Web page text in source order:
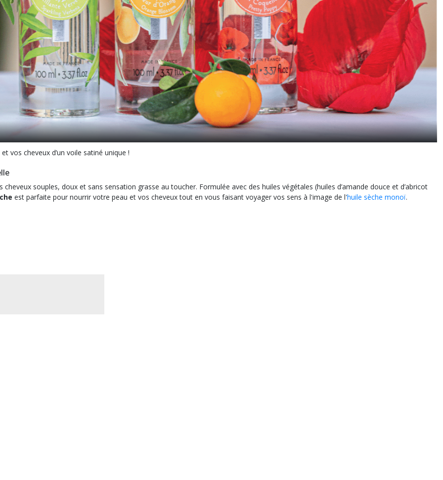
vos cheveux d’un voile satiné unique !
souples, doux et sans sensation grasse au toucher. Formulée avec des huiles végétales (huiles d’amande douce et d’abricot
est parfaite pour nourrir votre peau et vos cheveux tout en vous faisant voyager vos sens à l'image de l'huile sèche monoï.